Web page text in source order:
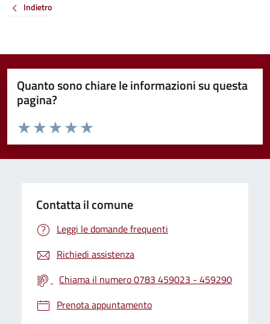
Indietro
Quanto sono chiare le informazioni su questa
pagina?
Valuta da 1 a 5 stelle la pagina
Valuta 5 stelle su 5
Valuta 4 stelle su 5
Valuta 3 stelle su 5
Valuta 2 stelle su 5
Valuta 1 stelle su 5
Contatta il comune
Leggi le domande frequenti
Richiedi assistenza
Chiama il numero 0783 459023 - 459290
Prenota appuntamento